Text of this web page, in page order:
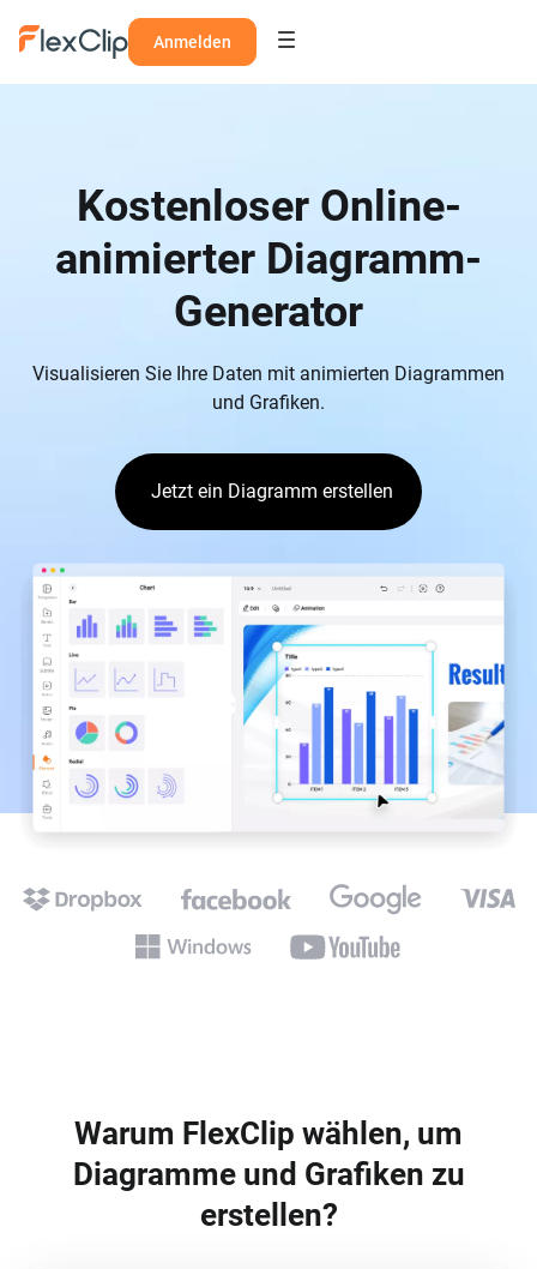
Anmelden
Kostenloser Online-
animierter Diagramm-
Generator
Visualisieren Sie Ihre Daten mit animierten Diagrammen
und Grafiken.
Jetzt ein Diagramm erstellen
Warum FlexClip wählen, um
Diagramme und Grafiken zu
erstellen?